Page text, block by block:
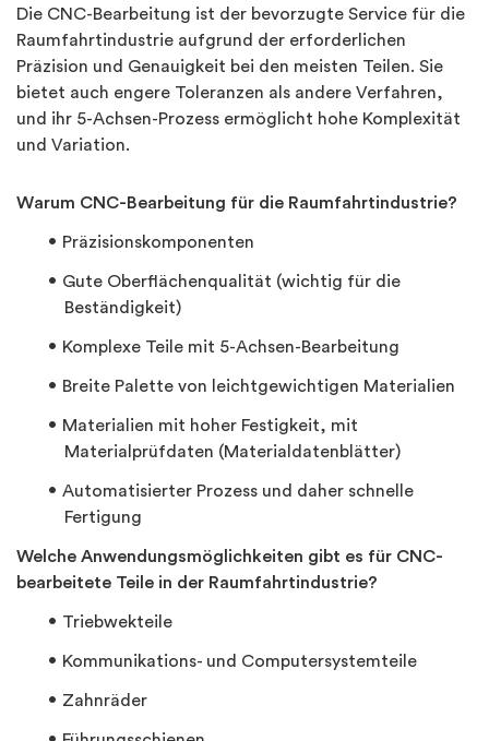
Die CNC-Bearbeitung ist der bevorzugte Service für die
Raumfahrtindustrie aufgrund der erforderlichen
Präzision und Genauigkeit bei den meisten Teilen. Sie
bietet auch engere Toleranzen als andere Verfahren,
und ihr 5-Achsen-Prozess ermöglicht hohe Komplexität
und Variation.
Warum CNC-Bearbeitung für die Raumfahrtindustrie?
Präzisionskomponenten
Gute Oberflächenqualität (wichtig für die
Beständigkeit)
Komplexe Teile mit 5-Achsen-Bearbeitung
Breite Palette von leichtgewichtigen Materialien
Materialien mit hoher Festigkeit, mit
Materialprüfdaten (Materialdatenblätter)
Automatisierter Prozess und daher schnelle
Fertigung
Welche Anwendungsmöglichkeiten gibt es für CNC-
bearbeitete Teile in der Raumfahrtindustrie?
Triebwekteile
Kommunikations- und Computersystemteile
Zahnräder